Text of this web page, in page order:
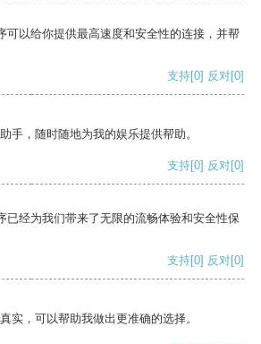
可以给你提供最高速度和安全性的连接，并帮
支持[0] 反对[0]
手，随时随地为我的娱乐提供帮助。
支持[0] 反对[0]
已经为我们带来了无限的流畅体验和安全性保
支持[0] 反对[0]
实，可以帮助我做出更准确的选择。